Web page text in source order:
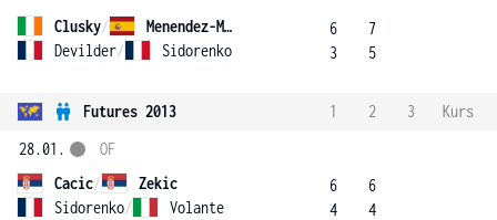
Clusky/
Menendez-Maceiras
Devilder/ Sidorenko
6
3
7
5
Futures 2013 1 2 3
Kurs
28.01.
Cacic/
Zekic
Sidorenko/ Volante
OF
6
4
6
4